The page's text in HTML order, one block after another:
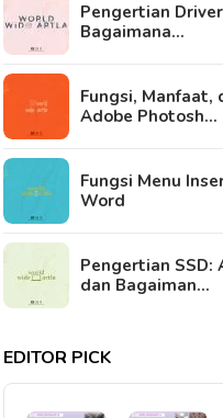
Pengertian
Bagaimana…
Fungsi, Manfaat,
Adobe Photosh…
Fungsi Menu
Word
Pengertian SSD:
dan Bagaiman…
EDITOR PICK